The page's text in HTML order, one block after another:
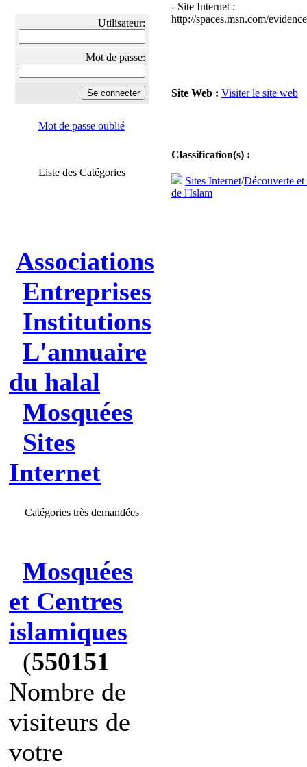
Utilisateur:
Mot de passe:
Mot de passe oublié
Liste des Catégories
Associations
Entreprises
Institutions
L'annuaire
du halal
Mosquées
Sites
Internet
Catégories très demandées
Mosquées
et Centres
islamiques
(550151
Nombre de
visiteurs de
votre
- Site Internet :
http://spaces.msn.com/
Site Web : Visiter le site web
Classification(s) :
Sites Internet/Découverte et
de l'Islam